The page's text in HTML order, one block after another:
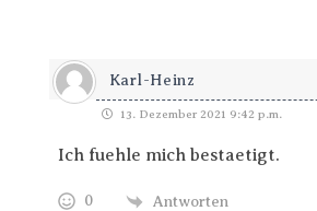
Karl-Heinz
13. Dezember 2021 9:42 p.m.
Ich fuehle mich bestaetigt.
0 Antworten